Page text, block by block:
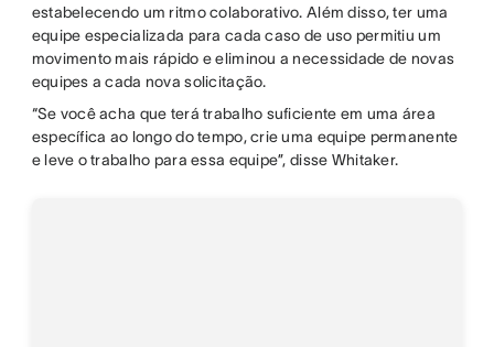
estabelecendo um ritmo colaborativo. Além disso, ter uma
equipe especializada para cada caso de uso permitiu um
movimento mais rápido e eliminou a necessidade de novas
equipes a cada nova solicitação.
“Se você acha que terá trabalho suficiente em uma área
específica ao longo do tempo, crie uma equipe permanente
e leve o trabalho para essa equipe”, disse Whitaker.